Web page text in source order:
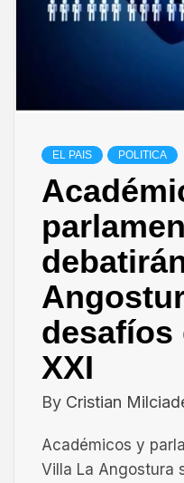
EL PAIS POLITICA
desafíos
XXI
By Cristian
Académicos y
Villa La Angostura